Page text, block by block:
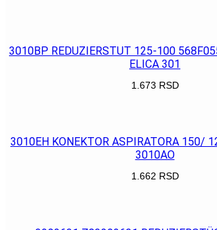
3010BP REDUZIERSTUT 125-100
ELICA 301
1.673 RSD
3010EH KONEKTOR ASPIRATORA 150/
3010AO
1.662 RSD